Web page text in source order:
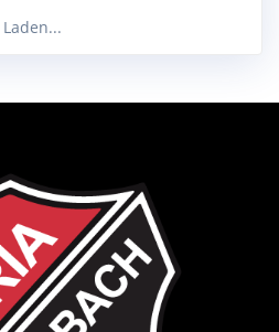
Laden...